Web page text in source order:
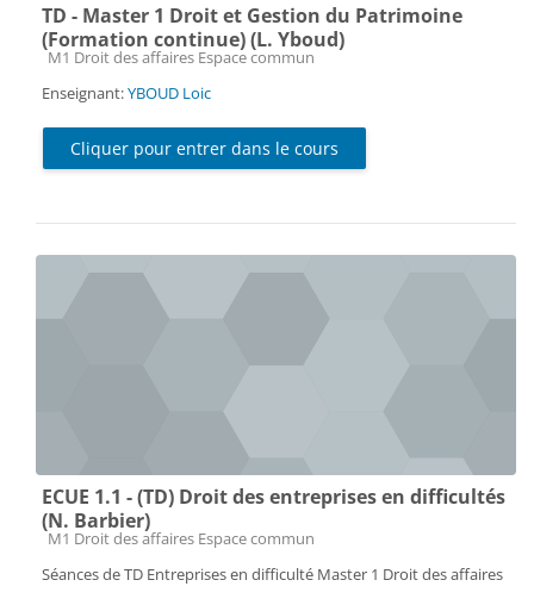
TD - Master 1 Droit et Gestion du Patrimoine
(Formation continue) (L. Yboud)
Catégorie de cours
M1 Droit des affaires Espace commun
Enseignant:YBOUD Loic
Cliquer pour entrer dans le cours
ECUE 1.1 - (TD) Droit des entreprises en difficultés
(N. Barbier)
Catégorie de cours
M1 Droit des affaires Espace commun
Séances de TD Entreprises en difficulté Master 1 Droit des affaires